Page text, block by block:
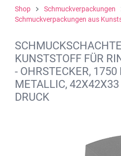
Shop
Schmuckverpackungen
Schmuckverpackungen aus
KUNSTSTOFF FÜR
- OHRSTECKER, 1750
METALLIC,
DRUCK